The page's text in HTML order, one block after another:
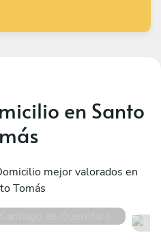
en Santo
mejor valorados en
Tomás